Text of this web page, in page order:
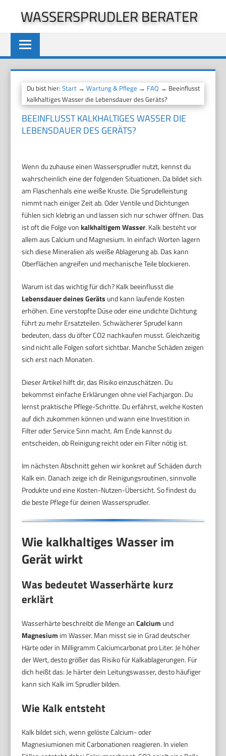
springen
WASSERSPRUDLER BERATER
Du bist hier:Start →Wartung & Pflege → FAQ → Beeinflusst
kalkhaltiges Wasser die Lebensdauer des Geräts?
BEEINFLUSST KALKHALTIGES WASSER DIE
LEBENSDAUER DES GERÄTS?
Wenn du zuhause einen Wassersprudler nutzt, kennst du
wahrscheinlich eine der folgenden Situationen. Da bildet sich
am Flaschenhals eine weiße Kruste. Die Sprudelleistung
nimmt nach einiger Zeit ab. Oder Ventile und Dichtungen
fühlen sich klebrig an und lassen sich nur schwer öffnen. Das
ist oft die Folge vonkalkhaltigem Wasser. Kalk besteht vor
allem aus Calcium und Magnesium. In einfach Worten lagern
sich diese Mineralien als weiße Ablagerung ab. Das kann
Oberflächen angreifen und mechanische Teile blockieren.
Warum ist das wichtig für dich? Kalk beeinflusst die
Lebensdauer deines Geräts und kann laufende Kosten
erhöhen. Eine verstopfte Düse oder eine undichte Dichtung
führt zu mehr Ersatzteilen. Schwächerer Sprudel kann
bedeuten, dass du öfter CO2 nachkaufen musst. Gleichzeitig
sind nicht alle Folgen sofort sichtbar. Manche Schäden zeigen
sich erst nach Monaten.
Dieser Artikel hilft dir, das Risiko einzuschätzen. Du
bekommst einfache Erklärungen ohne viel Fachjargon. Du
lernst praktische Pflege-Schritte. Du erfährst, welche Kosten
auf dich zukommen können und wann eine Investition in
Filter oder Service Sinn macht. Am Ende kannst du
entscheiden, ob Reinigung reicht oder ein Filter nötig ist.
Im nächsten Abschnitt gehen wir konkret auf Schäden durch
Kalk ein. Danach zeige ich dir Reinigungsroutinen, sinnvolle
Produkte und eine Kosten-Nutzen-Übersicht. So findest du
die beste Pflege für deinen Wassersprudler.
Wie kalkhaltiges Wasser im
Gerät wirkt
Was bedeutet Wasserhärte kurz
erklärt
Wasserhärte beschreibt die Menge anCalcium und
Magnesium im Wasser. Man misst sie in Grad deutscher
Härte oder in Milligramm Calciumcarbonat pro Liter. Je höher
der Wert, desto größer das Risiko für Kalkablagerungen. Für
dich heißt das: Je härter dein Leitungswasser, desto häufiger
kann sich Kalk im Sprudler bilden.
Wie Kalk entsteht
Kalk bildet sich, wenn gelöste Calcium- oder
Magnesiumionen mit Carbonationen reagieren. In vielen